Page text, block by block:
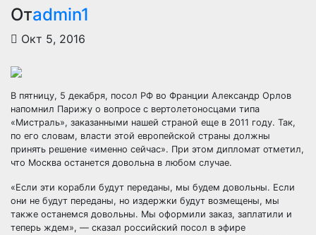
Отadmin1
Окт 5, 2016
В пятницу, 5 декабря, посол РФ во Франции Александр Орлов
напомнил Парижу о вопросе с вертолетоносцами типа
«Мистраль», заказанными нашей страной еще в 2011 году. Так,
по его словам, власти этой европейской страны должны
принять решение «именно сейчас». При этом дипломат отметил,
что Москва останется довольна в любом случае.
«Если эти корабли будут переданы, мы будем довольны. Если
они не будут переданы, но издержки будут возмещены, мы
также останемся довольны. Мы оформили заказ, заплатили и
теперь ждем», — сказал российский посол в эфире